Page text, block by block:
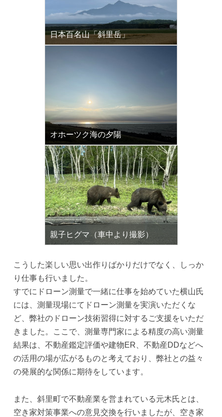
日本百名山「斜里岳」
オホーツク海の夕陽
親子ヒグマ（車中より撮影）
こうした楽しい思い出作りばかりだけでなく、しっか
り仕事も行いました。
すでにドローン測量で一緒に仕事を始めていた横山氏
には、測量現場にてドローン測量を実演いただくな
ど、弊社のドローン技術習得に対するご支援をいただ
きました。ここで、測量専門家による精度の高い測量
結果は、不動産鑑定評価や建物ER、不動産DDなどへ
の活用の場が広がるものと考えており、弊社との益々
の発展的な関係に期待をしています。
また、斜里町で不動産業を営まれている元木氏とは、
空き家対策事業への意見交換を行いましたが、空き家